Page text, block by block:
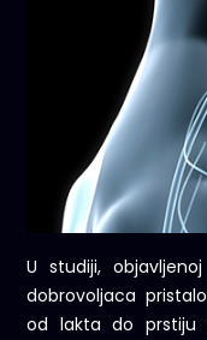
U studiji,
dobrovoljaca
od lakta do prstiju